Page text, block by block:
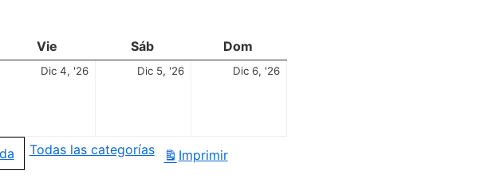
Vie Sáb Dom
Dic 4, '26 Dic 5, '26 Dic 6, '26
Todas las categorías Imprimir